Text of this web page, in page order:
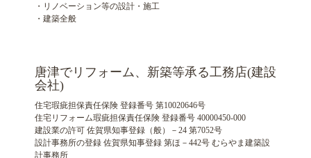
・リノベーション等の設計・施工
・建築全般
唐津でリフォーム、新築等承る工務店(建設
会社)
住宅瑕疵担保責任保険 登録番号 第10020646号
住宅リフォーム瑕疵担保責任保険 登録番号 40000450-000
建設業の許可 佐賀県知事登録（般）－24 第7052号
設計事務所の登録 佐賀県知事登録 第ほ－442号 むらやま建築設
計事務所